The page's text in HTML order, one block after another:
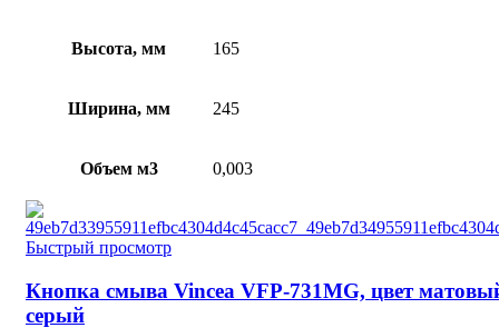
Высота, мм 165
Ширина, мм 245
Объем м3 0,003
Быстрый просмотр
Кнопка смыва Vincea VFP-731MG, цвет
серый